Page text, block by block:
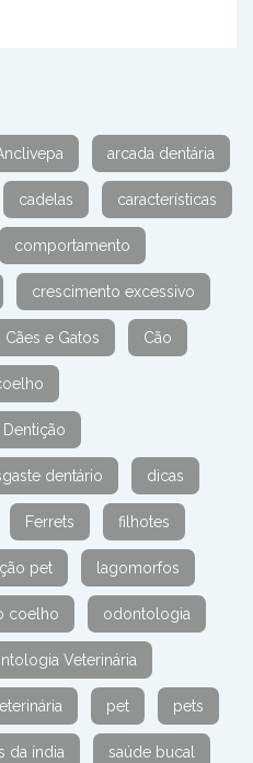
arcada dentária
cadelas características
comportamento
crescimento excessivo
Cães e Gatos Cão
Dentição
dentário dicas
Ferrets filhotes
pet lagomorfos
coelho odontologia
Veterinária
pet pets
da índia saúde bucal